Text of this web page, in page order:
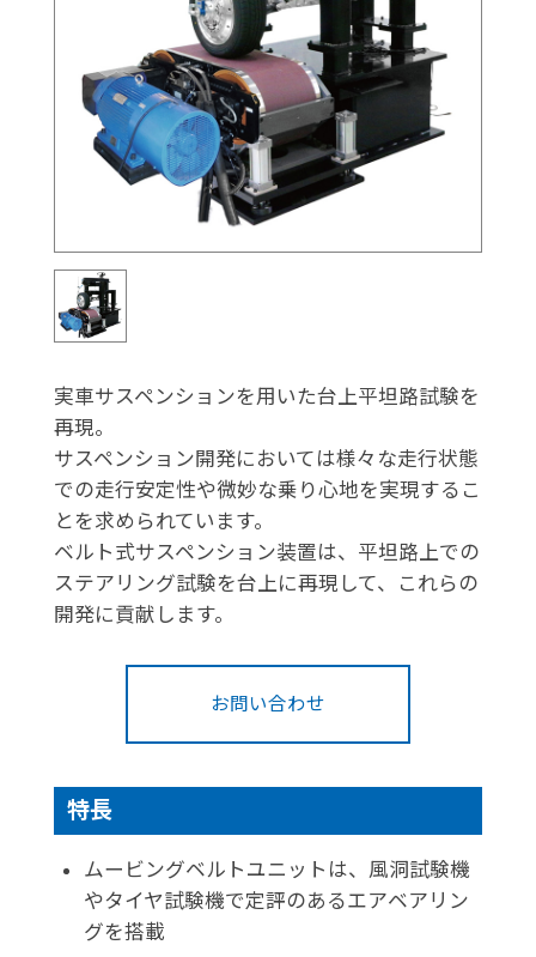
実車サスペンションを用いた台上平坦路試験を
再現。
サスペンション開発においては様々な走行状態
での走行安定性や微妙な乗り心地を実現するこ
とを求められています。
ベルト式サスペンション装置は、平坦路上での
ステアリング試験を台上に再現して、これらの
開発に貢献します。
お問い合わせ
特長
ムービングベルトユニットは、風洞試験機
やタイヤ試験機で定評のあるエアベアリン
グを搭載